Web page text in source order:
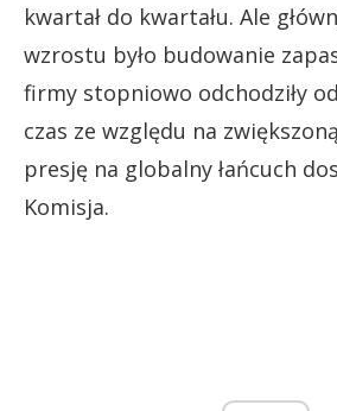
kwartał do kwartału. Ale
wzrostu było budowanie
firmy stopniowo odchodziły
czas ze względu na
presję na globalny łańcuch
Komisja.